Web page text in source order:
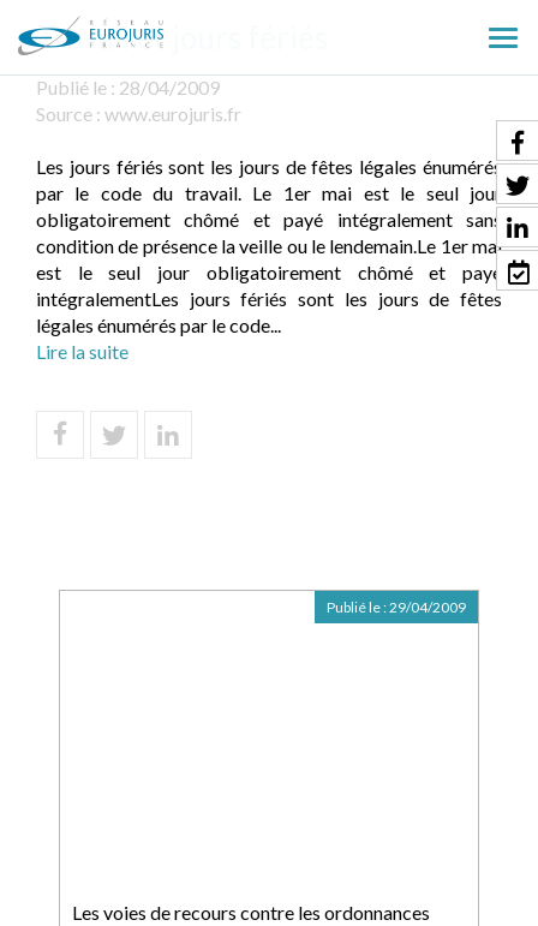
le
Travail et jours fériés
Publié le : 28/04/2009
Source : www.eurojuris.fr
Les jours fériés sont les jours de fêtes légales énumérés
par le code du travail. Le 1er mai est le seul jour
obligatoirement chômé et payé intégralement sans
condition de présence la veille ou le lendemain.Le 1er mai
est le seul jour obligatoirement chômé et payé
intégralementLes jours fériés sont les jours de fêtes
légales énumérés par le code...
Lire la suite
Les voies de recours contre les ordonnances
Publié le :29/04/2009